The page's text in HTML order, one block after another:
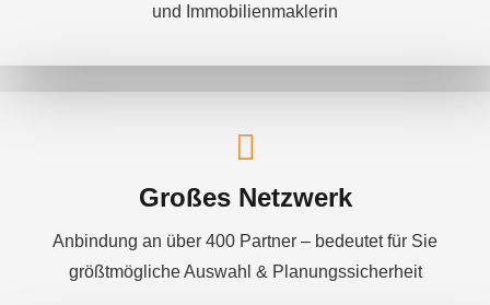
und Immobilienmaklerin
Großes Netzwerk
Anbindung an über 400 Partner – bedeutet für Sie
größtmögliche Auswahl & Planungssicherheit